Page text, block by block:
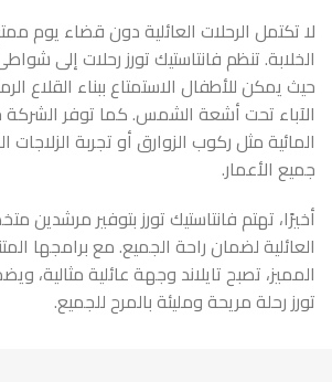
لا تكتمل الرحلات العائلية دون قضاء يوم
الخلابة. تنظم فانتاستيك تورز رحلات إلى
حيث يمكن للأطفال الاستمتاع ببناء القلاع
الآباء تحت أشعة الشمس. كما توفر الشركة
المائية مثل ركوب الزوارق أو تجربة الزلاجات
جميع الأعمار.
أخيرًا، تهتم فانتاستيك تورز بتوفير مرشدين
العائلية لضمان راحة الجميع. مع برامجها
المميز، تصبح تايلاند وجهة عائلية مثالية،
تورز رحلة مريحة ومليئة بالمرح للجميع.